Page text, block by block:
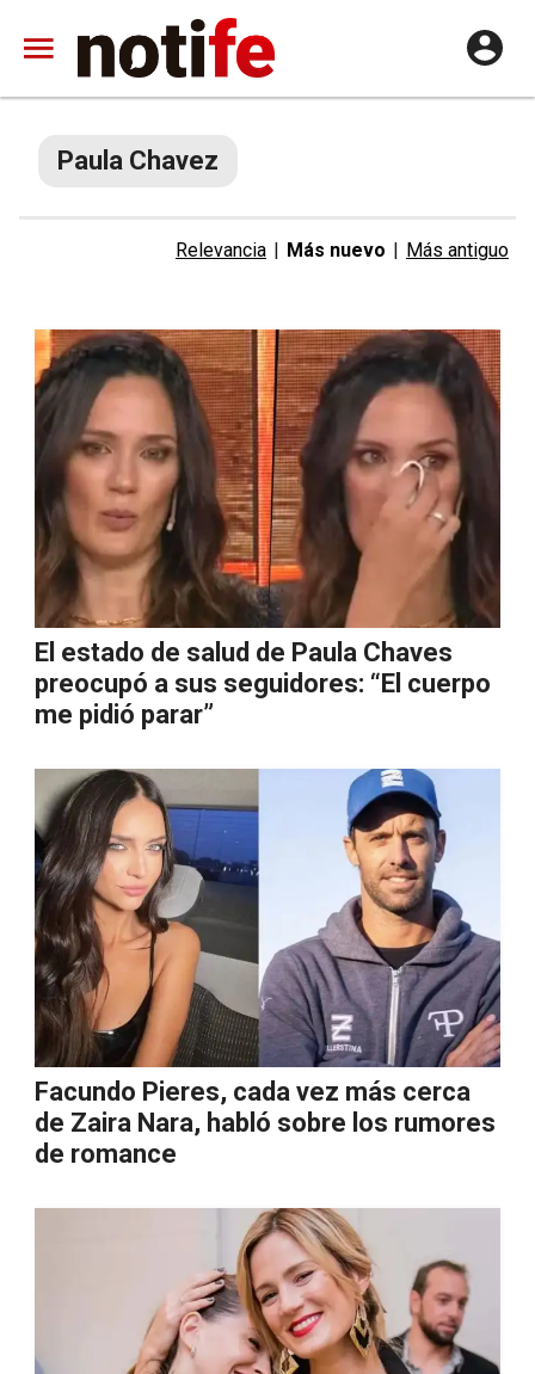
Paula Chavez
Relevancia | Más nuevo | Más antiguo
El estado de salud de Paula Chaves
preocupó a sus seguidores: “El cuerpo
me pidió parar”
Facundo Pieres, cada vez más cerca
de Zaira Nara, habló sobre los rumores
de romance